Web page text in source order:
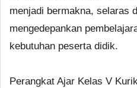
menjadi bermakna, selaras
mengedepankan
kebutuhan peserta didik.
Perangkat Ajar Kelas V